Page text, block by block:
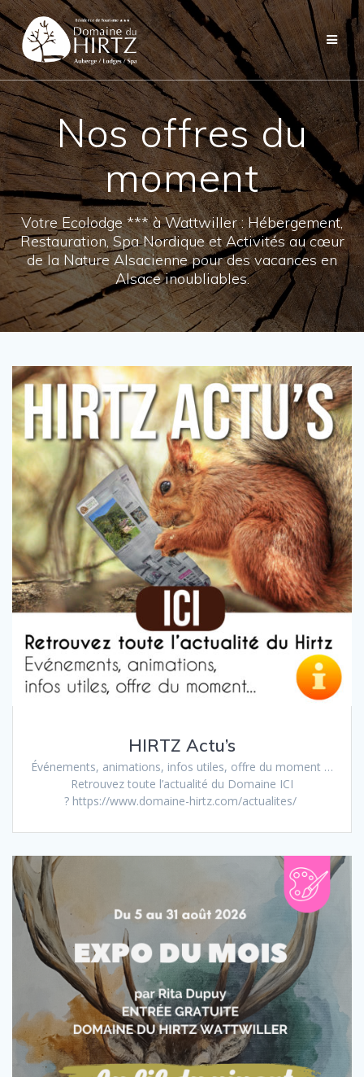
Skip
to
content
Nos offres du
moment
Votre Ecolodge *** à Wattwiller : Hébergement,
Restauration, Spa Nordique et Activités au cœur
de la Nature Alsacienne pour des vacances en
Alsace inoubliables.
HIRTZ Actu’s
Événements, animations, infos utiles, offre du moment …
Retrouvez toute l’actualité du Domaine ICI
? https://www.domaine-hirtz.com/actualites/ ‎